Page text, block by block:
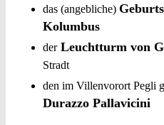
das (angebliche)
Kolumbus
der Leuchtturm von
Stradt
den im Villenvorort Pegli
Durazzo Pallavicini